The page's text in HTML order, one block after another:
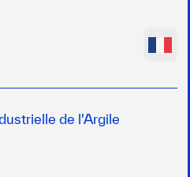
de l'Argile